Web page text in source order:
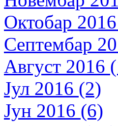
Октобар
Септембар
Август 2016
Јул 2016 (2)
Јун 2016 (6)